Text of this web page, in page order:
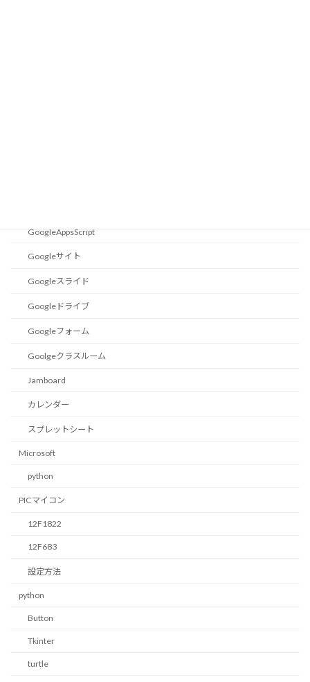
GoogleAppsScript
Googleサイト
Googleスライド
Googleドライブ
Googleフォーム
Goolgeクラスルーム
Jamboard
カレンダー
スプレットシート
Microsoft
python
PICマイコン
12F1822
12F683
設定方法
python
Button
Tkinter
turtle